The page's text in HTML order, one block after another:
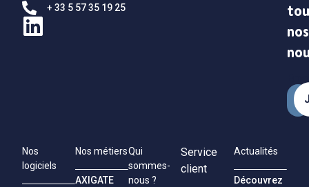
+ 33 5 57 35 19 25
nos
Nos
logiciels
Nos métiers
AXIGATE
Qui
sommes-
nous ?
Service
client
Actualités
Découvrez